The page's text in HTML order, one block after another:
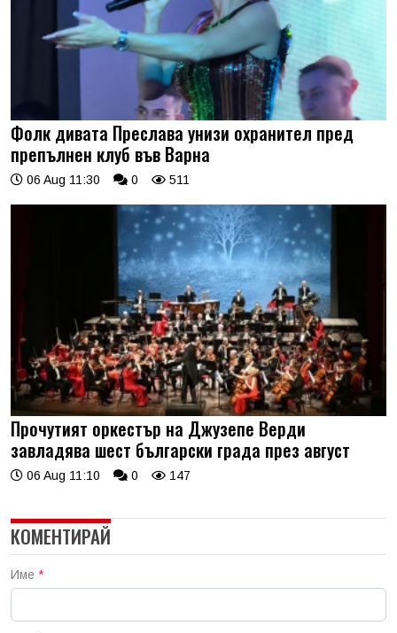
Фолк дивата Преслава унизи охранител пред
препълнен клуб във Варна
06 Aug 11:30 0 511
Прочутият оркестър на Джузепе Верди
завладява шест български града през август
06 Aug 11:10 0 147
КОМЕНТИРАЙ
Име *